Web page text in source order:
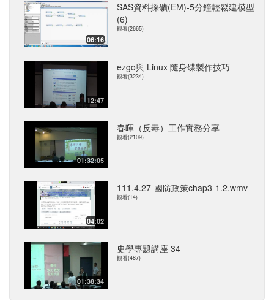
06:16
SAS資料採礦(EM)-5分鐘輕鬆建模型
(6)
觀看(2665)
12:47
ezgo與 Linux 隨身碟製作技巧
觀看(3234)
01:32:05
春暉（反毒）工作實務分享
觀看(2109)
04:02
111.4.27-國防政策chap3-1.2.wmv
觀看(14)
01:38:34
史學專題講座 34
觀看(487)